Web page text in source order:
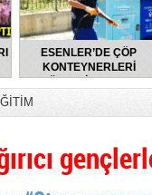
ESENLER’DE ÇÖP
KONTEYNERLERİ
DÜZENLİ OLARAK
DEZENFEKTE EDİLİYOR